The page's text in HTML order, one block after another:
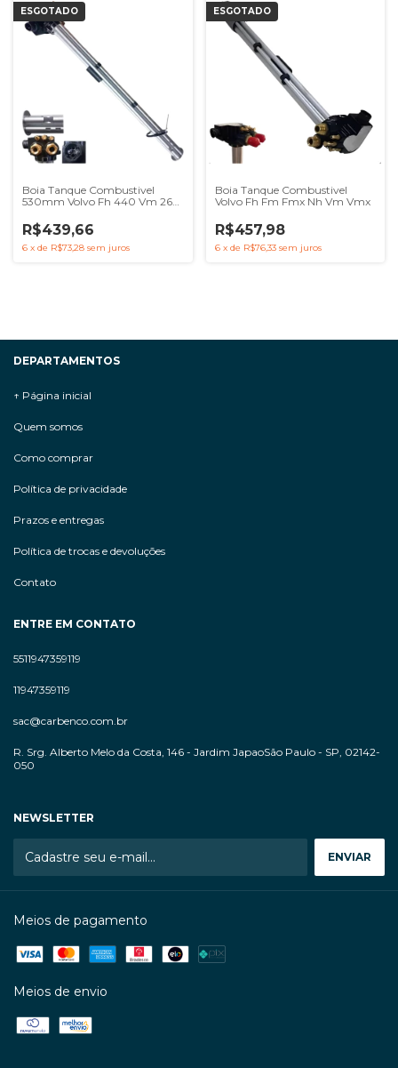
ESGOTADO
Boia Tanque Combustivel
530mm Volvo Fh 440 Vm 260
R$439,66
6 x de R$73,28 sem juros
ESGOTADO
Boia Tanque Combustivel
Volvo Fh Fm Fmx Nh Vm Vmx
R$457,98
6 x de R$76,33 sem juros
DEPARTAMENTOS
↑ Página inicial
Quem somos
Como comprar
Política de privacidade
Prazos e entregas
Política de trocas e devoluções
Contato
ENTRE EM CONTATO
5511947359119
11947359119
sac@carbenco.com.br
R. Srg. Alberto Melo da Costa, 146 - Jardim JapaoSão Paulo - SP, 02142-
050
NEWSLETTER
Meios de pagamento
Meios de envio